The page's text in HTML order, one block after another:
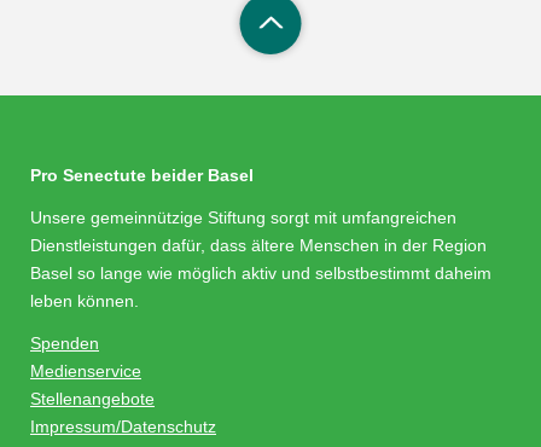
Pro Senectute beider Basel
Unsere gemeinnützige Stiftung sorgt mit umfangreichen
Dienstleistungen dafür, dass ältere Menschen in der Region
Basel so lange wie möglich aktiv und selbstbestimmt daheim
leben können.
Spenden
Medienservice
Stellenangebote
Impressum/Datenschutz